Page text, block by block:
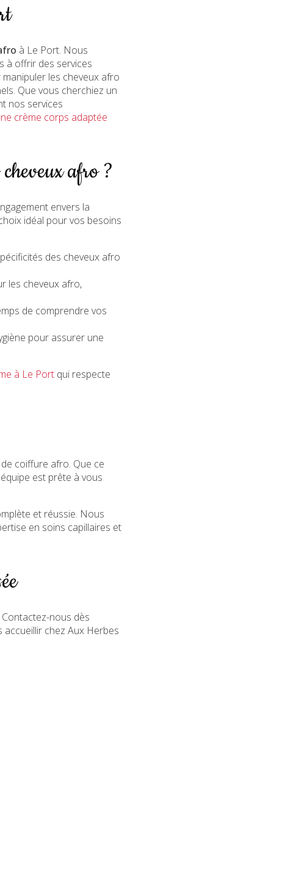
à Le Port. Nous
à offrir des services
les cheveux afro
Que vous cherchiez un
nos services
crème corps adaptée
afro ?
envers la
idéal pour vos besoins
des cheveux afro
les cheveux afro,
de comprendre vos
pour assurer une
à Le Port qui respecte
coiffure afro. Que ce
est prête à vous
et réussie. Nous
en soins capillaires et
nous dès
chez Aux Herbes